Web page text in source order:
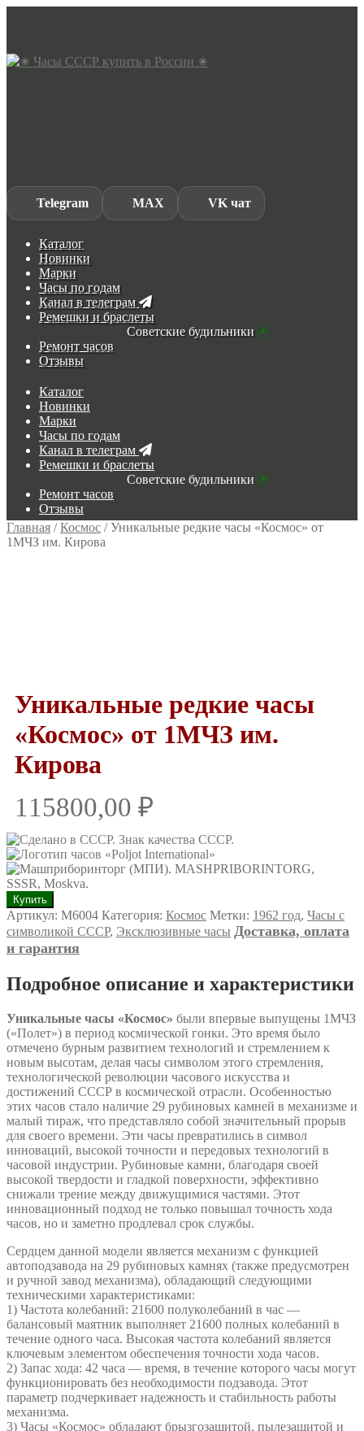
Skip
Skip
Telegram MAX VK чат
Каталог
Новинки
Марки
Часы по годам
Канал в телеграм
Ремешки и браслеты
Советские будильники
Ремонт часов
Отзывы
Каталог
Новинки
Марки
Часы по годам
Канал в телеграм
Ремешки и браслеты
Советские будильники
Ремонт часов
Отзывы
Главная /Космос /Уникальные редкие часы «Космос» от
1МЧЗ им. Кирова
Уникальные редкие часы
«Космос» от 1МЧЗ им.
Кирова
115800,00 ₽
Количество
товара
Уникальные
редкие
часы
им.
Кирова
Купить
Артикул: M6004 Категория: Космос Метки: 1962 год, Часы с
символикой СССР, Эксклюзивные часы Доставка, оплата
и гарантия
Подробное описание и характеристики
Уникальные часы «Космос» были впервые выпущены 1МЧЗ
(«Полет») в период космической гонки. Это время было
отмечено бурным развитием технологий и стремлением к
новым высотам, делая часы символом этого стремления,
технологической революции часового искусства и
достижений СССР в космической отрасли. Особенностью
этих часов стало наличие 29 рубиновых камней в механизме и
малый тираж, что представляло собой значительный прорыв
для своего времени. Эти часы превратились в символ
инноваций, высокой точности и передовых технологий в
часовой индустрии. Рубиновые камни, благодаря своей
высокой твердости и гладкой поверхности, эффективно
снижали трение между движущимися частями. Этот
инновационный подход не только повышал точность хода
часов, но и заметно продлевал срок службы.
Сердцем данной модели является механизм с функцией
автоподзавода на 29 рубиновых камнях (также предусмотрен
и ручной завод механизма), обладающий следующими
техническими характеристиками:
1) Частота колебаний: 21600 полуколебаний в час —
балансовый маятник выполняет 21600 полных колебаний в
течение одного часа. Высокая частота колебаний является
ключевым элементом обеспечения точности хода часов.
2) Запас хода: 42 часа — время, в течение которого часы могут
функционировать без необходимости подзавода. Этот
параметр подчеркивает надежность и стабильность работы
механизма.
3) Часы «Космос» обладают брызгозащитой, пылезащитой и